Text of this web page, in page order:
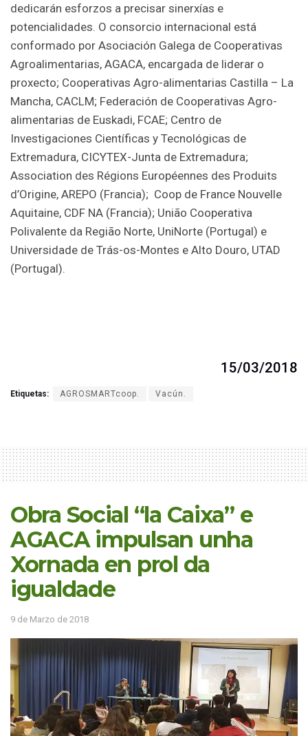
dedicarán esforzos a precisar sinerxías e
potencialidades. O consorcio internacional está
conformado por Asociación Galega de Cooperativas
Agroalimentarias, AGACA, encargada de liderar o
proxecto; Cooperativas Agro-alimentarias Castilla – La
Mancha, CACLM; Federación de Cooperativas Agro-
alimentarias de Euskadi, FCAE; Centro de
Investigaciones Científicas y Tecnológicas de
Extremadura, CICYTEX-Junta de Extremadura;
Association des Régions Européennes des Produits
d’Origine, AREPO (Francia); Coop de France Nouvelle
Aquitaine, CDF NA (Francia); União Cooperativa
Polivalente da Região Norte, UniNorte (Portugal) e
Universidade de Trás-os-Montes e Alto Douro, UTAD
(Portugal).
15/03/2018
Etiquetas: AGROSMARTcoop. Vacún.
Obra Social “la Caixa” e
AGACA impulsan unha
Xornada en prol da
igualdade
9 de Marzo de 2018